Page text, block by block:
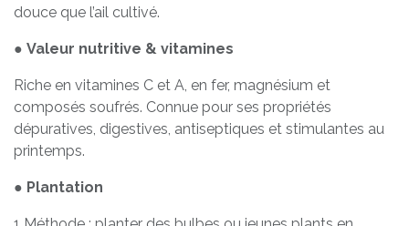
douce que l’ail cultivé.
● Valeur nutritive & vitamines
Riche en vitamines C et A, en fer, magnésium et
composés soufrés. Connue pour ses propriétés
dépuratives, digestives, antiseptiques et stimulantes au
printemps.
● Plantation